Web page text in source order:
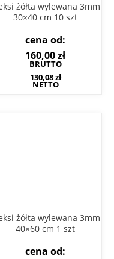
żółta wylewana 3mm
30×40 cm 10 szt
cena od:
160,00zł
BRUTTO
130,08zł
NETTO
żółta wylewana 3mm
40×60 cm 1 szt
cena od: